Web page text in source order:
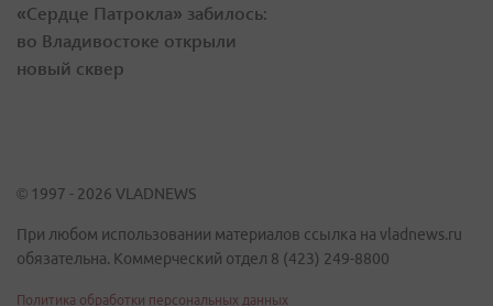
«Сердце Патрокла» забилось:
во Владивостоке открыли
новый сквер
© 1997 - 2026 VLADNEWS
При любом использовании материалов ссылка на vladnews.ru
обязательна. Коммерческий отдел 8 (423) 249-8800
Политика обработки персональных данных